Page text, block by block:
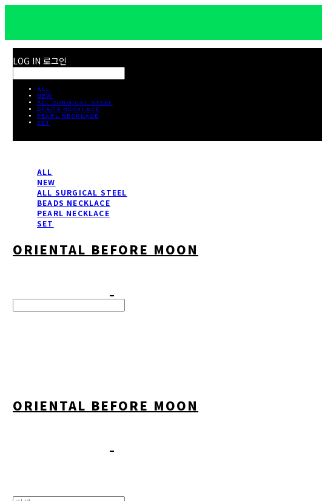
LOG IN 로그인
ALL
NEW
ALL SURGICAL STEEL
BEADS NECKLACE
PEARL NECKLACE
SET
ALL
NEW
ALL SURGICAL STEEL
BEADS NECKLACE
PEARL NECKLACE
SET
ORIENTAL BEFORE MOON
ORIENTAL BEFORE MOON